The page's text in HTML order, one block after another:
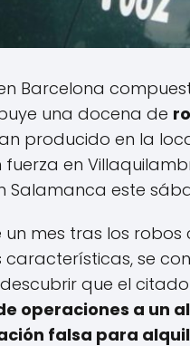
Barcelona
una docena de
producido en la
en
Salamanca este
mes tras los robos
se
que el
operaciones a un
falsa para